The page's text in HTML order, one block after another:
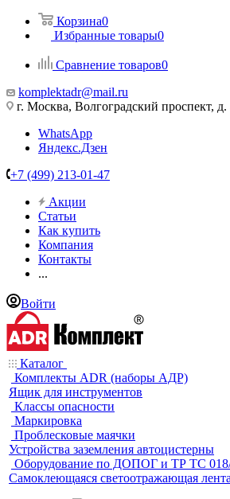
Корзина0
Избранные товары0
Сравнение товаров0
komplektadr@mail.ru
г. Москва, Волгоградский проспект,
WhatsApp
Яндекс.Дзен
+7 (499) 213-01-47
Акции
Статьи
Как купить
Компания
Контакты
...
Войти
Каталог
Комплекты ADR (наборы АДР)
Ящик для инструментов
Классы опасности
Маркировка
Проблесковые маячки
Устройства заземления автоцистерны
Оборудование по ДОПОГ и ТР ТС 018/
Самоклеющаяся светоотражающая лента